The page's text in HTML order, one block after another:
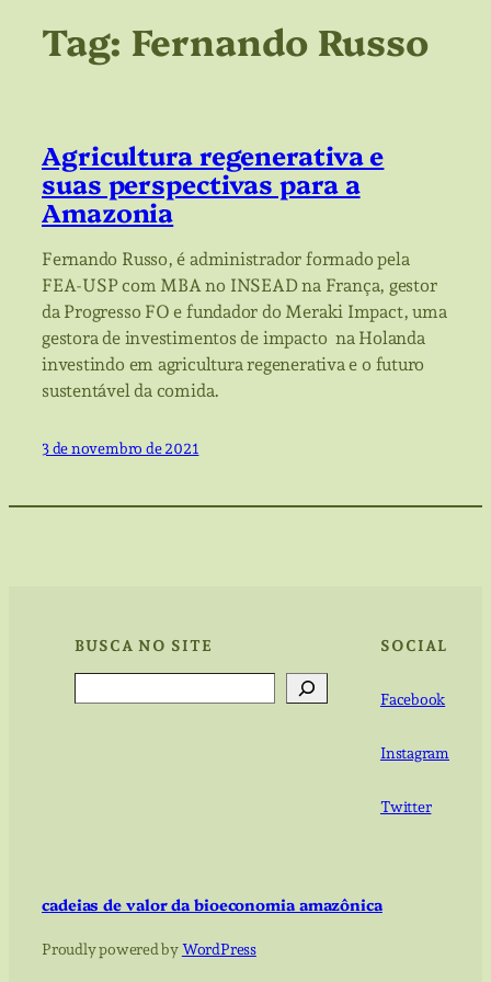
Tag: Fernando Russo
Agricultura regenerativa e
suas perspectivas para a
Amazonia
Fernando Russo, é administrador formado pela
FEA-USP com MBA no INSEAD na França, gestor
da Progresso FO e fundador do Meraki Impact, uma
gestora de investimentos de impacto na Holanda
investindo em agricultura regenerativa e o futuro
sustentável da comida.
3 de novembro de 2021
BUSCA NO SITE SOCIAL
Facebook
Instagram
Twitter
cadeias de valor da bioeconomia amazônica
Proudly powered byWordPress